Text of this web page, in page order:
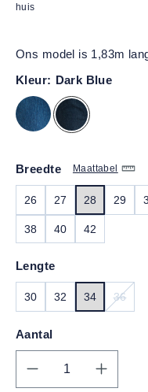
huis
Ons model is 1,83m
Kleur: Dark Blue
Maattabel
Breedte
26 27 28 29
38 40 42
Lengte
30 32 34 36
Aantal